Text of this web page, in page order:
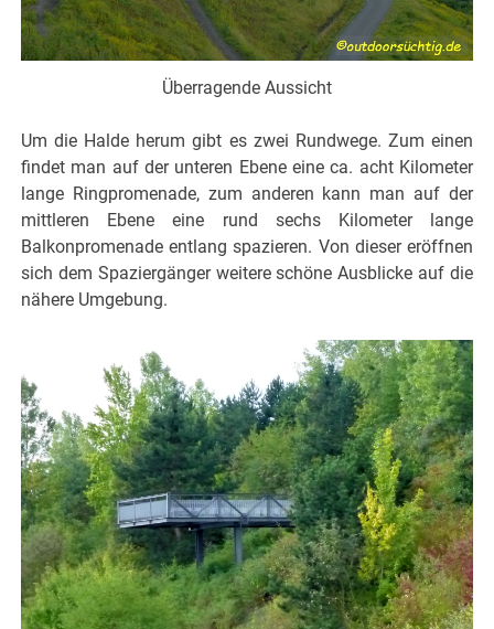
Überragende Aussicht
Um die Halde herum gibt es zwei Rundwege. Zum einen
findet man auf der unteren Ebene eine ca. acht Kilometer
lange Ringpromenade, zum anderen kann man auf der
mittleren Ebene eine rund sechs Kilometer lange
Balkonpromenade entlang spazieren. Von dieser eröffnen
sich dem Spaziergänger weitere schöne Ausblicke auf die
nähere Umgebung.